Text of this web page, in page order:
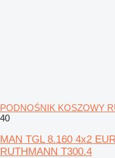
PODNOŚNIK KOSZOWY
40
MAN TGL 8.160 4x2
RUTHMANN T300.4